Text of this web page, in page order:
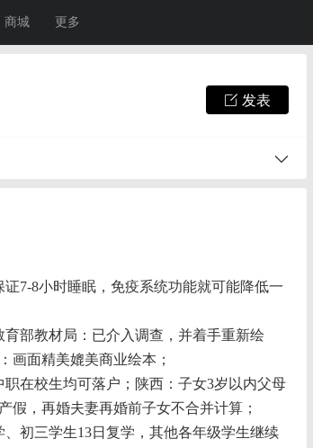
商城 更多
发表
7-8小时睡眠，免疫系统功能就可能降低一
部教材局：已介入调查，并着手重新绘
画面精美媲美商业绘本；
在校生均可落户；陕西：子女3岁以内父母
假，再婚夫妻再婚前子女不合并计算；
初三学生13日复学，其他各年级学生继续